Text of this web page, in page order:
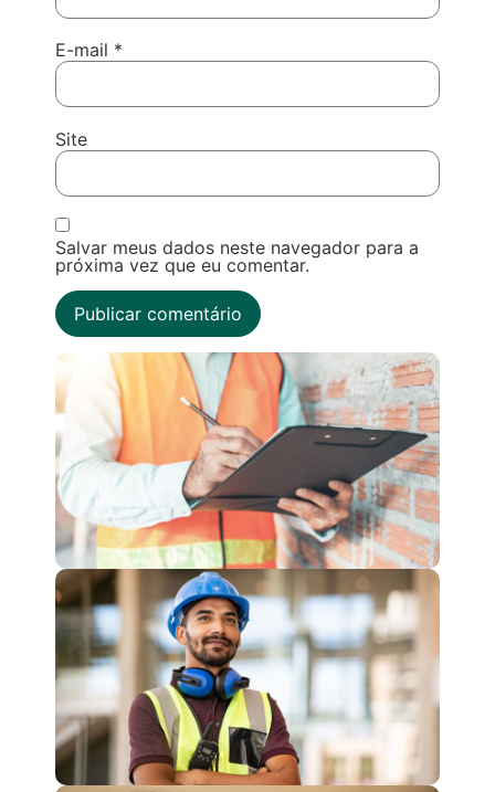
E-mail *
Site
Salvar meus dados neste navegador para a
próxima vez que eu comentar.